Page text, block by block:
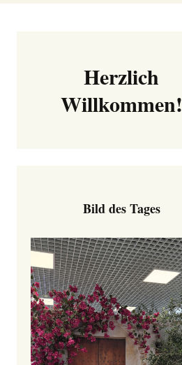
Herzlich
Willkommen!
Bild des Tages